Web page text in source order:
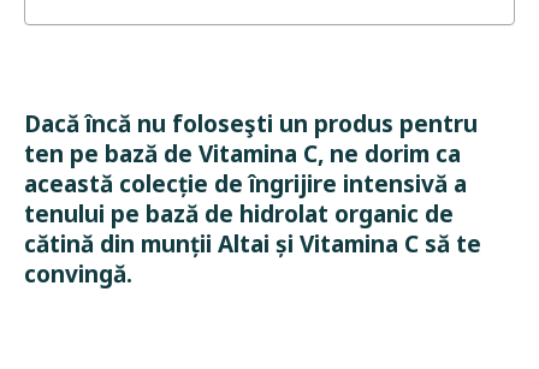
Dacă încă nu foloseşti un produs pentru
ten pe bază de Vitamina C, ne dorim ca
această colecție de îngrijire intensivă a
tenului pe bază de hidrolat organic de
cătină din munții Altai și Vitamina C să te
convingă.